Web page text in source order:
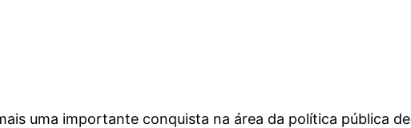
uma importante conquista na área da política pública de